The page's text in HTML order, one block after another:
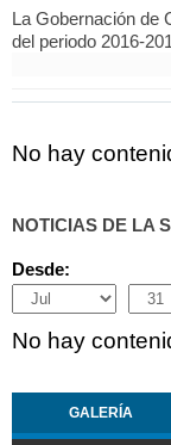
La Gobernación de
del periodo 2016-
No hay
NOTICIAS DE LA
Desde:
Month
Day
No hay
GALERÍA